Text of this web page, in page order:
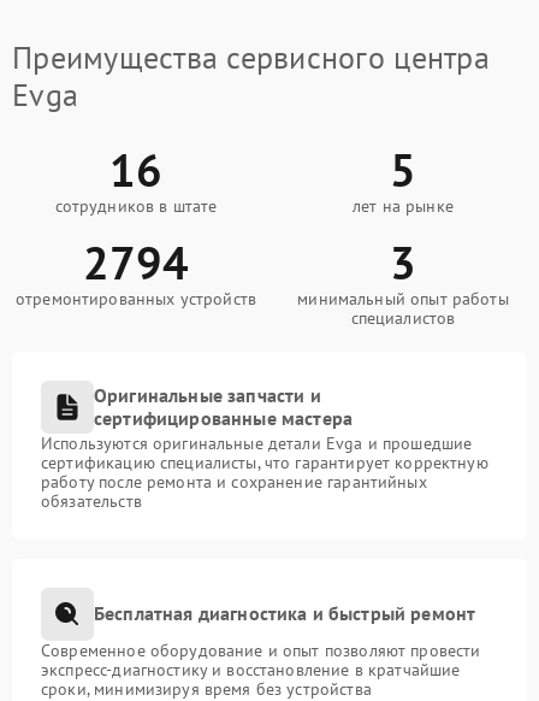
Преимущества сервисного центра
Evga
16
сотрудников в штате
5
лет на рынке
2794
отремонтированных устройств
3
минимальный опыт работы
специалистов
Оригинальные запчасти и
сертифицированные мастера
Используются оригинальные детали Evga и прошедшие
сертификацию специалисты, что гарантирует корректную
работу после ремонта и сохранение гарантийных
обязательств
Бесплатная диагностика и быстрый ремонт
Современное оборудование и опыт позволяют провести
экспресс-диагностику и восстановление в кратчайшие
сроки, минимизируя время без устройства